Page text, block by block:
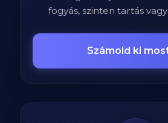
fogyás, szinten tartás
Számold ki